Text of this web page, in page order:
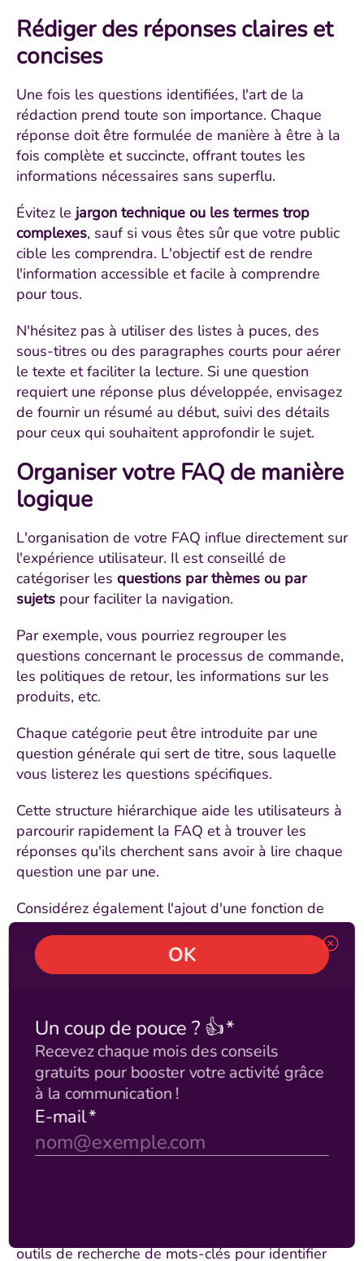
Rédiger des réponses claires et
concises
Une fois les questions identifiées, l'art de la
rédaction prend toute son importance. Chaque
réponse doit être formulée de manière à être à la
fois complète et succincte, offrant toutes les
informations nécessaires sans superflu.
Évitez le jargon technique ou les termes trop
complexes, sauf si vous êtes sûr que votre public
cible les comprendra. L'objectif est de rendre
l'information accessible et facile à comprendre
pour tous.
N'hésitez pas à utiliser des listes à puces, des
sous-titres ou des paragraphes courts pour aérer
le texte et faciliter la lecture. Si une question
requiert une réponse plus développée, envisagez
de fournir un résumé au début, suivi des détails
pour ceux qui souhaitent approfondir le sujet.
Organiser votre FAQ de manière
logique
L'organisation de votre FAQ influe directement sur
l'expérience utilisateur. Il est conseillé de
catégoriser les questions par thèmes ou par
sujets pour faciliter la navigation.
Par exemple, vous pourriez regrouper les
questions concernant le processus de commande,
les politiques de retour, les informations sur les
produits, etc.
Chaque catégorie peut être introduite par une
question générale qui sert de titre, sous laquelle
vous listerez les questions spécifiques.
Cette structure hiérarchique aide les utilisateurs à
parcourir rapidement la FAQ et à trouver les
réponses qu'ils cherchent sans avoir à lire chaque
question une par une.
Considérez également l'ajout d'une fonction de
recherche au sein de votre FAQ pour permettre
aux visiteurs de
trouver instantanément les
informations spécifiques
Intégrer des mots-clés pour le
SEO
L'optimisation de votre FAQ pour les moteurs de
recherche est un aspect crucial qui peut
significativement augmenter la visibilité de votre
site. Intégrez naturellement des mots-clés
pertinents dans vos questions et réponses.
outils de recherche de mots-clés pour identifier